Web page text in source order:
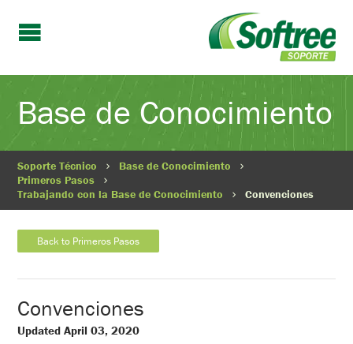
Base de Conocimiento
Soporte Técnico
Base de Conocimiento
Primeros Pasos
Trabajando con la Base de Conocimiento
Convenciones
Back to Primeros Pasos
Convenciones
Updated April 03, 2020